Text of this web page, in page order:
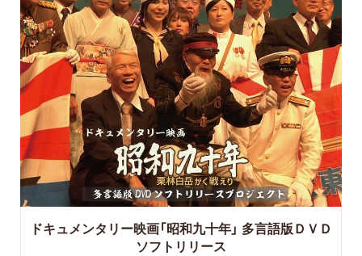
ドキュメンタリー映画「昭和九十年」 多言語版ＤＶＤ
ソフトリリース